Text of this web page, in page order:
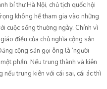
bí thư Hà Nội, chủ tịch quốc hội
không hề tham gia vào những
cuộc sống thường ngày. Chính vì
điều của chủ nghĩa cộng sản
cộng sản gọi ông là ‘người
phần. Nếu trung thành và kiên
trung kiên với cái sai, cái ác thì